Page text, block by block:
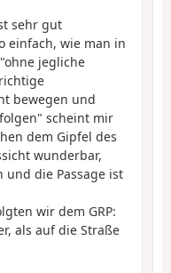
sehr gut
einfach, wie man in
jegliche
bewegen und
scheint mir
dem Gipfel des
wunderbar,
die Passage ist
wir dem GRP:
als auf die Straße